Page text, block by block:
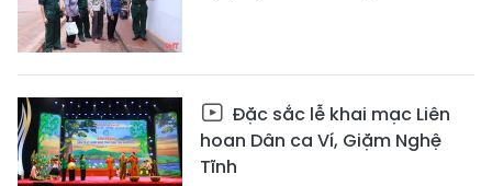
Đặc sắc lễ khai mạc Liên
hoan Dân ca Ví, Giặm Nghệ
Tĩnh